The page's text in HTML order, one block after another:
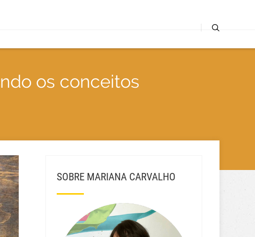
os conceitos
SOBRE MARIANA CARVALHO